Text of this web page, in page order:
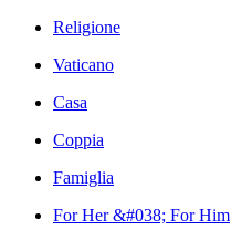
Religione
Vaticano
Casa
Coppia
Famiglia
For Her &#038; For Him